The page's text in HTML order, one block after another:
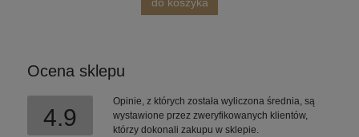
do koszyka
Ocena sklepu
4.9
Opinie, z których została wyliczona średnia, są
wystawione przez zweryfikowanych klientów,
którzy dokonali zakupu w sklepie.